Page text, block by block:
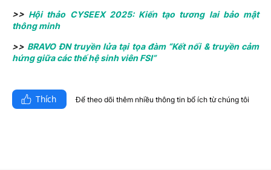
>> Hội thảo CYSEEX 2025: Kiến tạo tương lai bảo mật
thông minh
>> BRAVO ĐN truyền lửa tại tọa đàm “Kết nối & truyền cảm
hứng giữa các thế hệ sinh viên FSI”
Thích Để theo dõi thêm nhiều thông tin bổ ích từ chúng tôi​